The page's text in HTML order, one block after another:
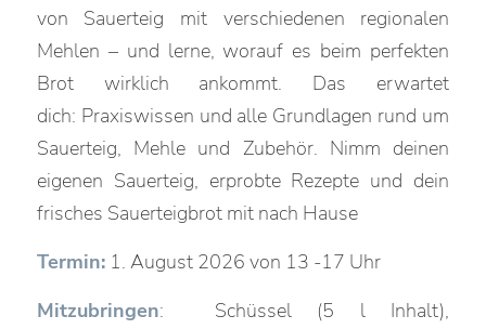
von Sauerteig mit verschiedenen regionalen
Mehlen – und lerne, worauf es beim perfekten
Brot wirklich ankommt. Das erwartet
dich: Praxiswissen und alle Grundlagen rund um
Sauerteig, Mehle und Zubehör. Nimm deinen
eigenen Sauerteig, erprobte Rezepte und dein
frisches Sauerteigbrot mit nach Hause
Termin:1. August 2026 von 13 -17 Uhr
Mitzubringen: Schüssel (5 l Inhalt),